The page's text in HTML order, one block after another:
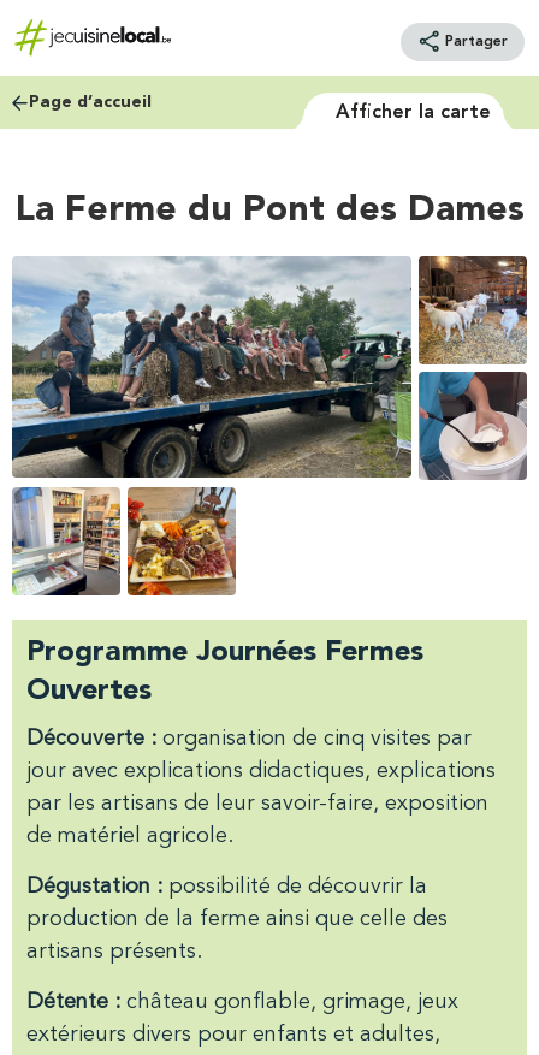
Partager
Page d’accueil
Afficher la carte
La Ferme du Pont des Dames
Programme Journées Fermes
Ouvertes
Découverte : organisation de cinq visites par
jour avec explications didactiques, explications
par les artisans de leur savoir-faire, exposition
de matériel agricole.
Dégustation : possibilité de découvrir la
production de la ferme ainsi que celle des
artisans présents.
Détente : château gonflable, grimage, jeux
extérieurs divers pour enfants et adultes,